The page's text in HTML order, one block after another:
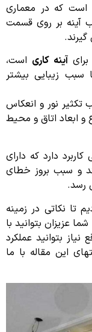
است که در معماری
آینه بر روی قسمت
آینه کاری است،
زیبایی بیشتر
نور و انعکاس
و ابعاد اتاق و محیط
دارد که دارای
و سبب بروز خطای
رسد.
تا نکاتی در زمینه
عزیزان بتوانید با
بتوانید عملکرد
این مقاله با ما